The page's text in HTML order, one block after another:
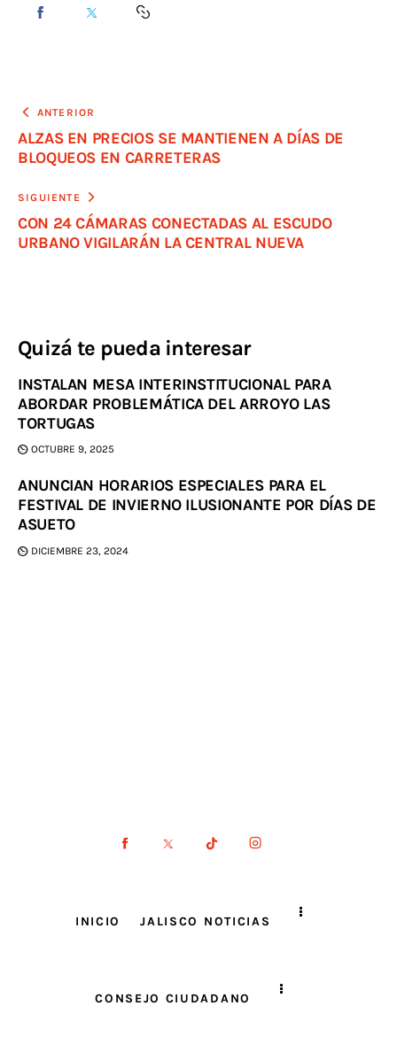
ANTERIOR
ALZAS EN PRECIOS SE MANTIENEN A DÍAS DE
BLOQUEOS EN CARRETERAS
SIGUIENTE
CON 24 CÁMARAS CONECTADAS AL ESCUDO
URBANO VIGILARÁN LA CENTRAL NUEVA
Quizá te pueda interesar
INSTALAN MESA INTERINSTITUCIONAL PARA
ABORDAR PROBLEMÁTICA DEL ARROYO LAS
TORTUGAS
OCTUBRE 9, 2025
ANUNCIAN HORARIOS ESPECIALES PARA EL
FESTIVAL DE INVIERNO ILUSIONANTE POR DÍAS DE
ASUETO
DICIEMBRE 23, 2024
INICIO JALISCO NOTICIAS
CONSEJO CIUDADANO